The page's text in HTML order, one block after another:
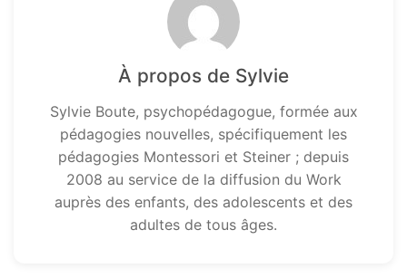
À propos de Sylvie
Sylvie Boute, psychopédagogue, formée aux
pédagogies nouvelles, spécifiquement les
pédagogies Montessori et Steiner ; depuis
2008 au service de la diffusion du Work
auprès des enfants, des adolescents et des
adultes de tous âges.